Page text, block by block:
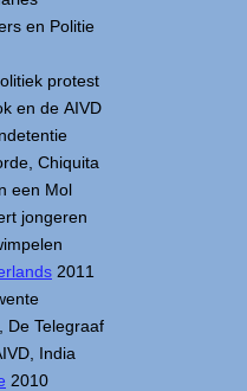
en Politie
protest
en de AIVD
Chiquita
een Mol
jongeren
2011
De Telegraaf
India
2010